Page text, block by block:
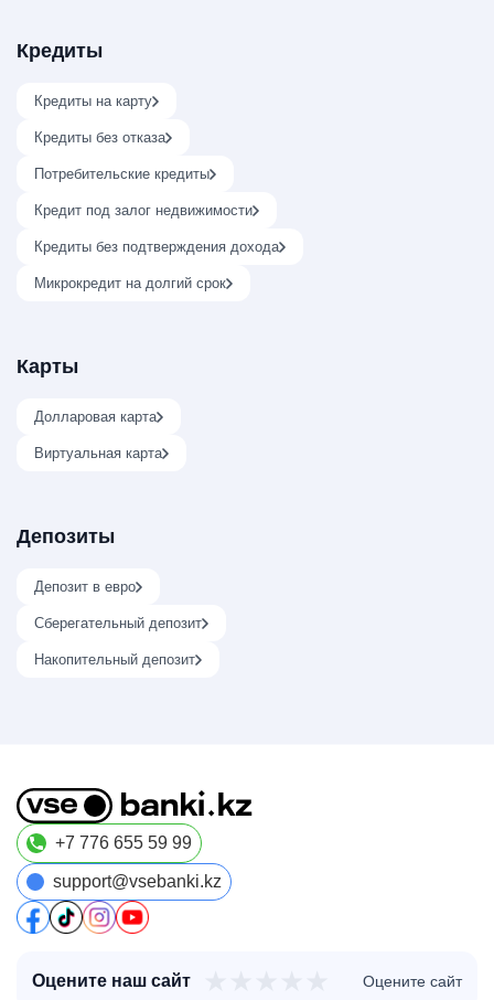
Кредиты
Кредиты на карту
Кредиты без отказа
Потребительские кредиты
Кредит под залог недвижимости
Кредиты без подтверждения дохода
Микрокредит на долгий срок
Карты
Долларовая карта
Виртуальная карта
Депозиты
Депозит в евро
Сберегательный депозит
Накопительный депозит
+7 776 655 59 99
support@vsebanki.kz
Оцените наш сайт Оцените сайт